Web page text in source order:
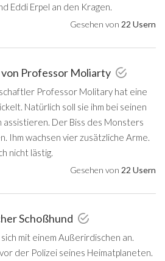
Eddi Erpel an den Kragen.
Gesehen von 22 Usern
von Professor Moliarty
Professor Molitary hat eine
Natürlich soll sie ihm bei seinen
Der Biss des Monsters
Ihm wachsen vier zusätzliche Arme.
nicht lästig.
Gesehen von 22 Usern
Schoßhund
mit einem Außerirdischen an.
der Polizei seines Heimatplaneten.